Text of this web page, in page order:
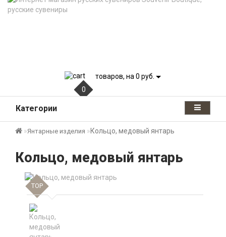
0
товаров, на 0 руб.
Категории
Янтарные изделия Кольцо, медовый янтарь
Кольцо, медовый янтарь
TOP